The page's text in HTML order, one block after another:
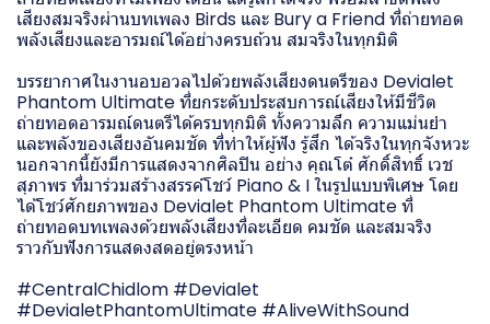
เสียงสมจริงผ่านบทเพลง Birds และ Bury a Friend ที่ถ่ายทอด
พลังเสียงและอารมณ์ได้อย่างครบถ้วน สมจริงในทุกมิติ
บรรยากาศในงานอบอวลไปด้วยพลังเสียงดนตรีของ Devialet
Phantom Ultimate ที่ยกระดับประสบการณ์เสียงให้มีชีวิต
ถ่ายทอดอารมณ์ดนตรีได้ครบทุกมิติ ทั้งความลึก ความแม่นยำ
และพลังของเสียงอันคมชัด ที่ทำให้ผู้ฟัง รู้สึก ได้จริงในทุกจังหวะ
นอกจากนี้ยังมีการแสดงจากศิลปิน อย่าง คุณโต๋ ศักดิ์สิทธิ์ เวช
สุภาพร ที่มาร่วมสร้างสรรค์โชว์ Piano & I ในรูปแบบพิเศษ โดย
ได้โชว์ศักยภาพของ Devialet Phantom Ultimate ที่
ถ่ายทอดบทเพลงด้วยพลังเสียงที่ละเอียด คมชัด และสมจริง
ราวกับฟังการแสดงสดอยู่ตรงหน้า
#CentralChidlom #Devialet
#DevialetPhantomUltimate #AliveWithSound